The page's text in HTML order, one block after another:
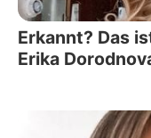
Erkannt? Das
Erika